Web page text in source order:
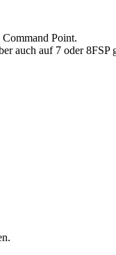
Point.
auch auf 7 oder